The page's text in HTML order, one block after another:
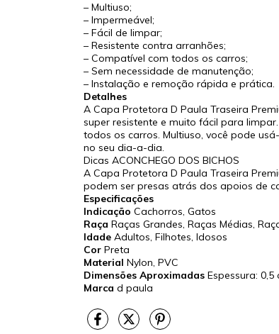
– Multiuso;
– Impermeável;
– Fácil de limpar;
– Resistente contra arranhões;
– Compatível com todos os carros;
– Sem necessidade de manutenção;
– Instalação e remoção rápida e prática.
Detalhes
A Capa Protetora D Paula Traseira
super resistente e muito fácil para
todos os carros. Multiuso, você pode
no seu dia-a-dia.
Dicas ACONCHEGO DOS BICHOS
A Capa Protetora D Paula Traseira
podem ser presas atrás dos apoios de
Especificações
Indicação Cachorros, Gatos
Raça Raças Grandes, Raças Médias,
Idade Adultos, Filhotes, Idosos
Cor Preta
Material Nylon, PVC
Dimensões Aproximadas Espessura:
Marca d paula